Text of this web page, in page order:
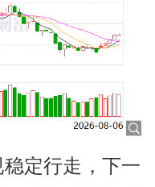
定行走，下一